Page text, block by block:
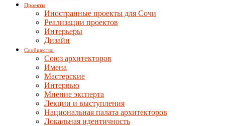
Проекты
Иностранные проекты для Сочи
Реализации проектов
Интерьеры
Дизайн
Сообщество
Союз архитекторов
Имена
Мастерские
Интервью
Мнение эксперта
Лекции и выступления
Национальная палата архитекторов
Локальная идентичность